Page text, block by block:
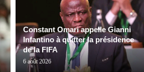
Constant Omari appelle Gianni
Infantino à quitter la présidence
de la FIFA
6 août 2026